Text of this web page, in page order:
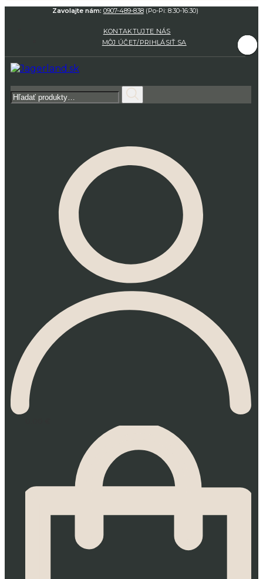
Zavolajte nám: 0907-489-838(Po-Pi: 8:30-16:30)
KONTAKTUJTE NÁS
MÔJ ÚČET/PRIHLÁSIŤ SA
Hľadať: